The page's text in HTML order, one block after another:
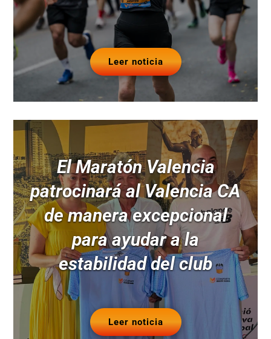
Leer noticia
El Maratón Valencia
patrocinará al Valencia CA
de manera excepcional
para ayudar a la
estabilidad del club
Leer noticia